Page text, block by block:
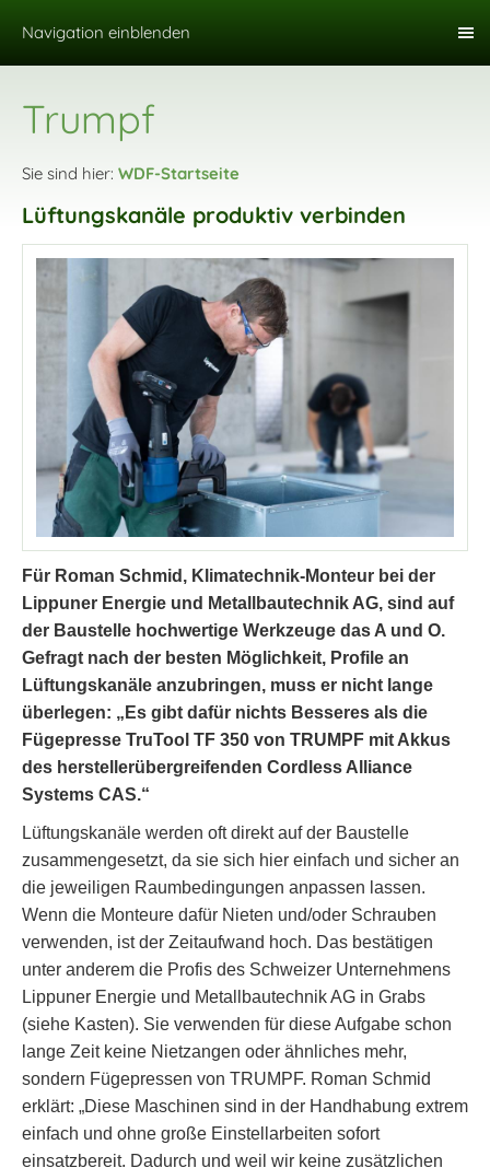
Navigation einblenden
Trumpf
Sie sind hier: WDF-Startseite
Lüftungskanäle produktiv verbinden
Für Roman Schmid, Klimatechnik-Monteur bei der
Lippuner Energie und Metallbautechnik AG, sind auf
der Baustelle hochwertige Werkzeuge das A und O.
Gefragt nach der besten Möglichkeit, Profile an
Lüftungskanäle anzubringen, muss er nicht lange
überlegen: „Es gibt dafür nichts Besseres als die
Fügepresse TruTool TF 350 von TRUMPF mit Akkus
des herstellerübergreifenden Cordless Alliance
Systems CAS.“
Lüftungskanäle werden oft direkt auf der Baustelle
zusammengesetzt, da sie sich hier einfach und sicher an
die jeweiligen Raumbedingungen anpassen lassen.
Wenn die Monteure dafür Nieten und/oder Schrauben
verwenden, ist der Zeitaufwand hoch. Das bestätigen
unter anderem die Profis des Schweizer Unternehmens
Lippuner Energie und Metallbautechnik AG in Grabs
(siehe Kasten). Sie verwenden für diese Aufgabe schon
lange Zeit keine Nietzangen oder ähnliches mehr,
sondern Fügepressen von TRUMPF. Roman Schmid
erklärt: „Diese Maschinen sind in der Handhabung extrem
einfach und ohne große Einstellarbeiten sofort
einsatzbereit. Dadurch und weil wir keine zusätzlichen